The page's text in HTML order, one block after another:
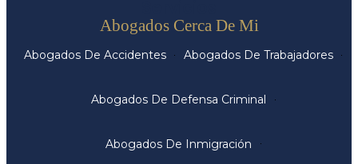
Abogados Cerca De Mi
Abogados De Accidentes Abogados De Trabajadores
Abogados De Defensa Criminal
Abogados De Inmigración